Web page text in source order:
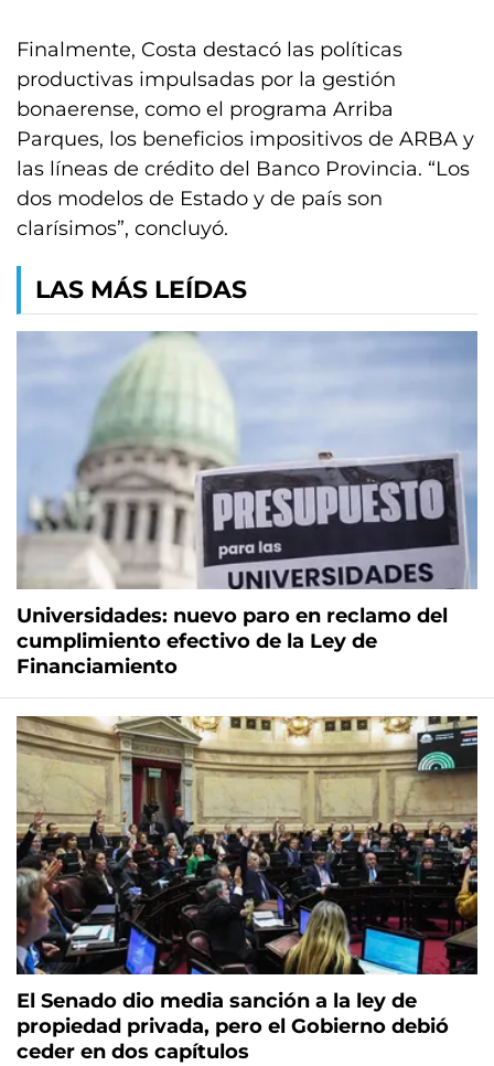
Finalmente, Costa destacó las políticas
productivas impulsadas por la gestión
bonaerense, como el programa Arriba
Parques, los beneficios impositivos de ARBA y
las líneas de crédito del Banco Provincia. “Los
dos modelos de Estado y de país son
clarísimos”, concluyó.
LAS MÁS LEÍDAS
Universidades: nuevo paro en reclamo del
cumplimiento efectivo de la Ley de
Financiamiento
El Senado dio media sanción a la ley de
propiedad privada, pero el Gobierno debió
ceder en dos capítulos